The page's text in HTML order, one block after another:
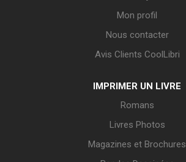
Mon profil
Nous contacter
Avis Clients CoolLibri
IMPRIMER UN LIVRE
Romans
Livres Photos
Magazines et Brochures